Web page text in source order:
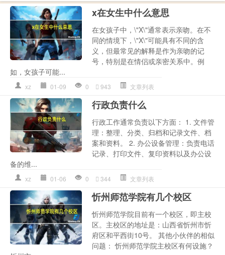
x在女生中什么意思
在女孩子中，\"X\"通常表示亲吻。在不
同的情境下，\"X\"可能具有不同的含
义，但最常见的解释是作为亲吻的记
号，特别是在情侣或亲密关系中。例
如，女孩子可能...
xz 01-09 0 943 文章列表
行政负责什么
行政工作通常负责以下方面： 1. 文件管
理：整理、分类、归档和记录文件、档
案和资料。 2. 办公设备管理：负责电话
记录、打印文件、复印资料以及办公设
备的维...
xz 01-06 0 344 文章列表
忻州师范学院有几个校区
忻州师范学院目前有一个校区，即主校
区。主校区的地址是：山西省忻州市忻
府区和平西街10号。 其他小伙伴的相似
问题： 忻州师范学院主校区有何设施？